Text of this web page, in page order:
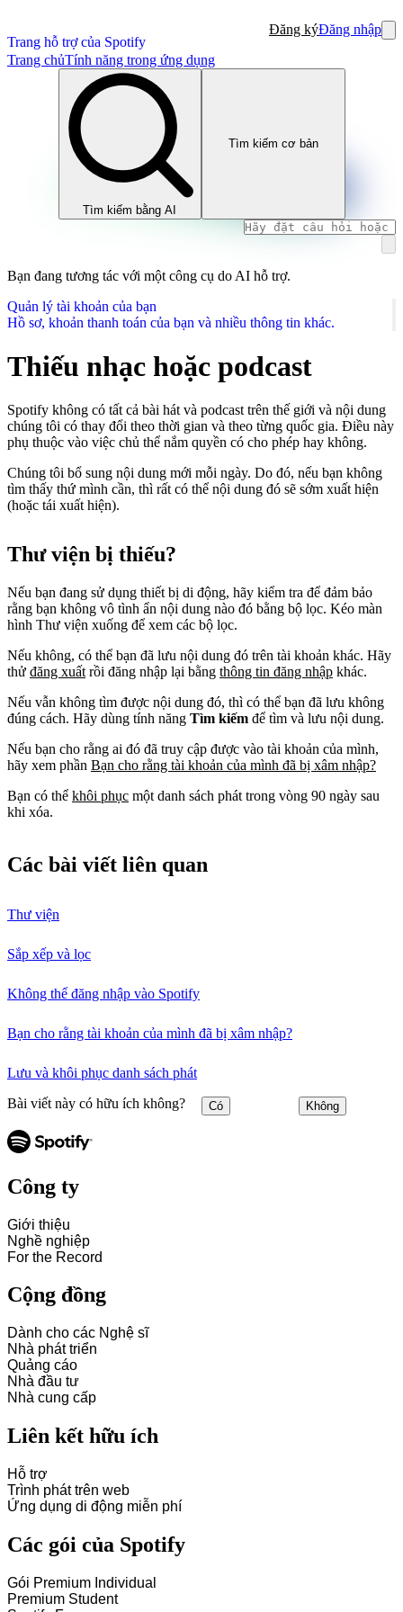
Trang hỗ trợ của Spotify
Đăng kýĐăng nhập
Trang chủTính năng trong ứng dụng
Tìm kiếm bằng AI
Tìm kiếm cơ bản
Bạn đang tương tác với một công cụ do AI hỗ trợ.
Quản lý tài khoản của bạn
Hồ sơ, khoản thanh toán của bạn và nhiều thông tin khác.
Thiếu nhạc hoặc podcast
Spotify không có tất cả bài hát và podcast trên thế giới và nội dung
chúng tôi có thay đổi theo thời gian và theo từng quốc gia. Điều này
phụ thuộc vào việc chủ thể nắm quyền có cho phép hay không.
Chúng tôi bổ sung nội dung mới mỗi ngày. Do đó, nếu bạn không
tìm thấy thứ mình cần, thì rất có thể nội dung đó sẽ sớm xuất hiện
(hoặc tái xuất hiện).
Thư viện bị thiếu?
Nếu bạn đang sử dụng thiết bị di động, hãy kiểm tra để đảm bảo
rằng bạn không vô tình ẩn nội dung nào đó bằng bộ lọc. Kéo màn
hình Thư viện xuống để xem các bộ lọc.
Nếu không, có thể bạn đã lưu nội dung đó trên tài khoản khác. Hãy
thử đăng xuất rồi đăng nhập lại bằng thông tin đăng nhập khác.
Nếu vẫn không tìm được nội dung đó, thì có thể bạn đã lưu không
đúng cách. Hãy dùng tính năng Tìm kiếm để tìm và lưu nội dung.
Nếu bạn cho rằng ai đó đã truy cập được vào tài khoản của mình,
hãy xem phần Bạn cho rằng tài khoản của mình đã bị xâm nhập?
Bạn có thể khôi phục một danh sách phát trong vòng 90 ngày sau
khi xóa.
Các bài viết liên quan
Thư viện
Sắp xếp và lọc
Không thể đăng nhập vào Spotify
Bạn cho rằng tài khoản của mình đã bị xâm nhập?
Lưu và khôi phục danh sách phát
Bài viết này có hữu ích không? Có Không
Công ty
Giới thiệu
Nghề nghiệp
For the Record
Cộng đồng
Dành cho các Nghệ sĩ
Nhà phát triển
Quảng cáo
Nhà đầu tư
Nhà cung cấp
Liên kết hữu ích
Hỗ trợ
Trình phát trên web
Ứng dụng di động miễn phí
Các gói của Spotify
Gói Premium Individual
Premium Student